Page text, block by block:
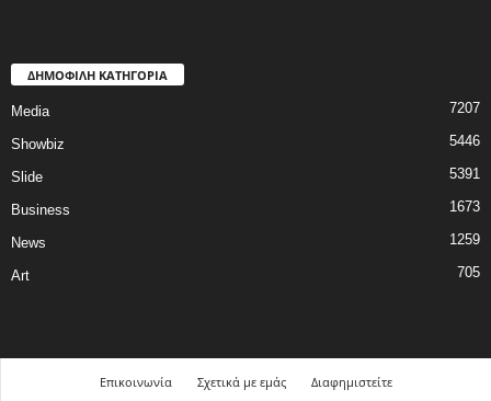
ΔΗΜΟΦΙΛΗ ΚΑΤΗΓΟΡΙΑ
Media 7207
Showbiz 5446
Slide 5391
Business 1673
News 1259
Art 705
Επικοινωνία Σχετικά με εμάς
Διαφημιστείτε